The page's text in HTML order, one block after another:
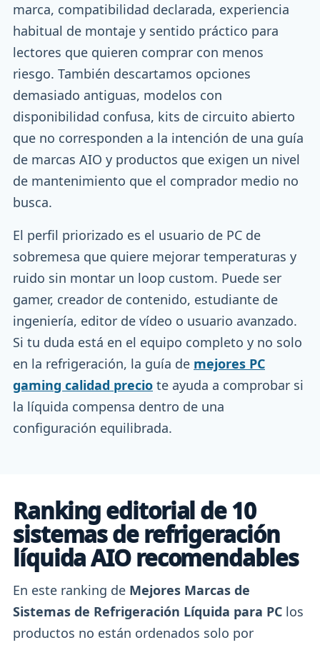
marca, compatibilidad declarada, experiencia
habitual de montaje y sentido práctico para
lectores que quieren comprar con menos
riesgo. También descartamos opciones
demasiado antiguas, modelos con
disponibilidad confusa, kits de circuito abierto
que no corresponden a la intención de una guía
de marcas AIO y productos que exigen un nivel
de mantenimiento que el comprador medio no
busca.
El perfil priorizado es el usuario de PC de
sobremesa que quiere mejorar temperaturas y
ruido sin montar un loop custom. Puede ser
gamer, creador de contenido, estudiante de
ingeniería, editor de vídeo o usuario avanzado.
Si tu duda está en el equipo completo y no solo
en la refrigeración, la guía de mejores PC
gaming calidad precio te ayuda a comprobar si
la líquida compensa dentro de una
configuración equilibrada.
Ranking editorial de 10
sistemas de refrigeración
líquida AIO recomendables
En este ranking de Mejores Marcas de
Sistemas de Refrigeración Líquida para PC los
productos no están ordenados solo por